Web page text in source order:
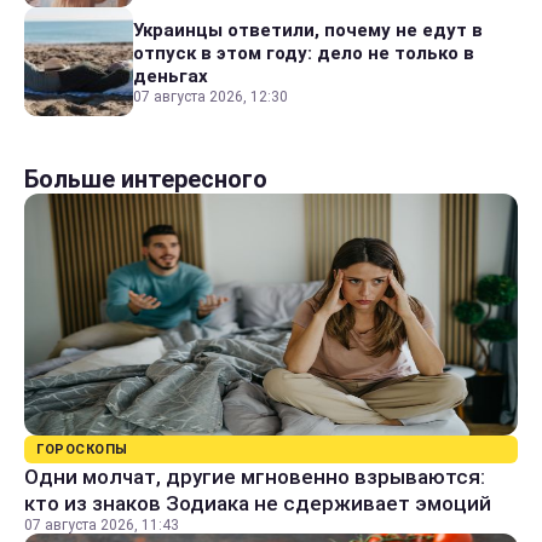
Украинцы ответили, почему не едут в
отпуск в этом году: дело не только в
деньгах
07 августа 2026, 12:30
Больше интересного
ГОРОСКОПЫ
Одни молчат, другие мгновенно взрываются:
кто из знаков Зодиака не сдерживает эмоций
07 августа 2026, 11:43